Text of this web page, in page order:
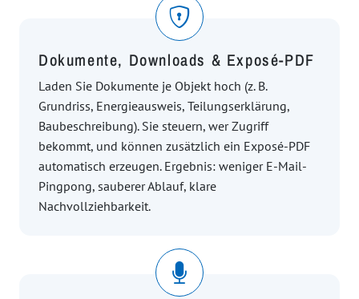
Dokumente, Downloads & Exposé-PDF
Laden Sie Dokumente je Objekt hoch (z. B.
Grundriss, Energieausweis, Teilungserklärung,
Baubeschreibung). Sie steuern, wer Zugriff
bekommt, und können zusätzlich ein Exposé-PDF
automatisch erzeugen. Ergebnis: weniger E-Mail-
Pingpong, sauberer Ablauf, klare
Nachvollziehbarkeit.